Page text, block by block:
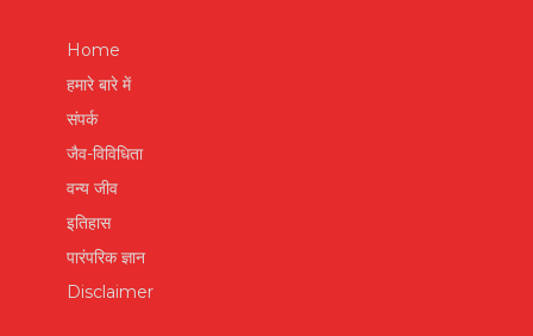
Home
हमारे बारे में
संपर्क
जैव-विविधिता
वन्य जीव
इतिहास
पारंपरिक ज्ञान
Disclaimer